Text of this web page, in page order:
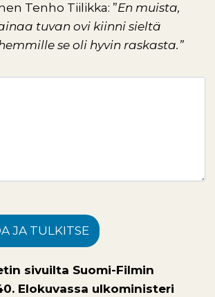
Tenho Tiilikka: ”En muista,
tuvan ovi kiinni sieltä
se oli hyvin raskasta.”
JA TULKITSE
sivuilta Suomi-Filmin
Elokuvassa ulkoministeri